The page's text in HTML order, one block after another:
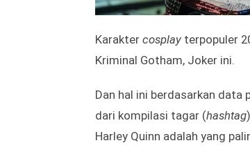
Karakter cosplay terpopuler
Kriminal Gotham, Joker ini.
Dan hal ini berdasarkan data
dari kompilasi tagar (hashtag
Harley Quinn adalah yang